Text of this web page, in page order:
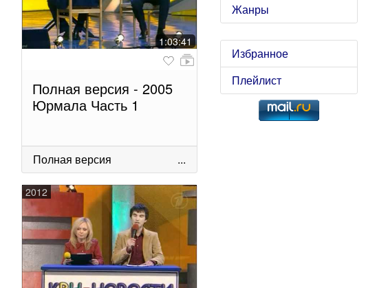
1:03:41
Полная версия - 2005
Юрмала Часть 1
Полная версия ...
2012
Жанры
Избранное
Плейлист